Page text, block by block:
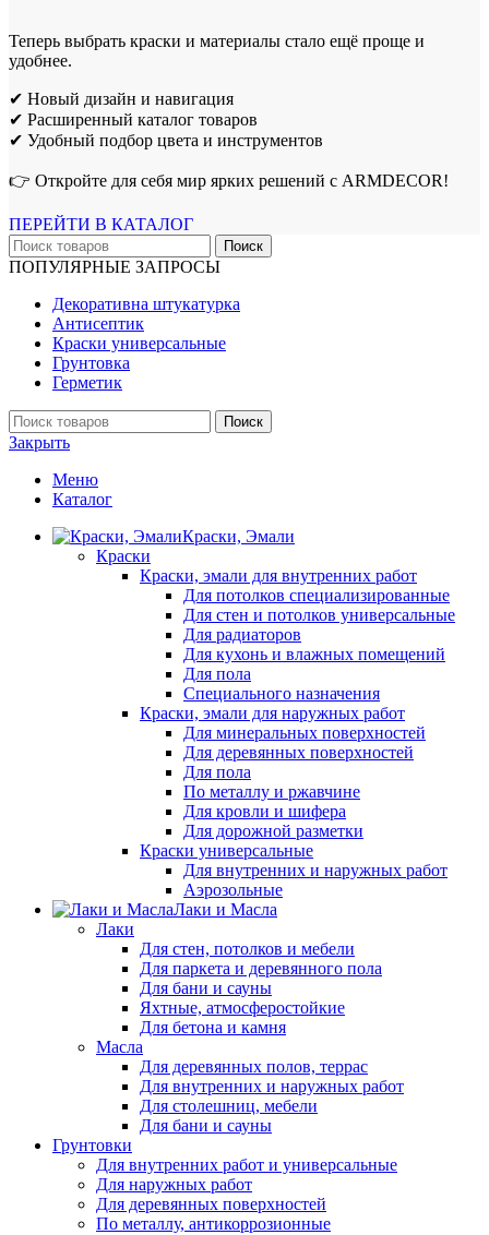
Теперь выбрать краски и материалы стало ещё проще и
удобнее.
✔ Новый дизайн и навигация
✔ Расширенный каталог товаров
✔ Удобный подбор цвета и инструментов
👉 Откройте для себя мир ярких решений с ARMDECOR!
ПЕРЕЙТИ В КАТАЛОГ
Поиск
ПОПУЛЯРНЫЕ ЗАПРОСЫ
Декоративна штукатурка
Антисептик
Краски универсальные
Грунтовка
Герметик
Поиск
Закрыть
Меню
Каталог
Краски, Эмали
Краски
Краски, эмали для внутренних работ
Для потолков специализированные
Для стен и потолков универсальные
Для радиаторов
Для кухонь и влажных помещений
Для пола
Специального назначения
Краски, эмали для наружных работ
Для минеральных поверхностей
Для деревянных поверхностей
Для пола
По металлу и ржавчине
Для кровли и шифера
Для дорожной разметки
Краски универсальные
Для внутренних и наружных работ
Аэрозольные
Лаки и Масла
Лаки
Для стен, потолков и мебели
Для паркета и деревянного пола
Для бани и сауны
Яхтные, атмосферостойкие
Для бетона и камня
Масла
Для деревянных полов, террас
Для внутренних и наружных работ
Для столешниц, мебели
Для бани и сауны
Грунтовки
Для внутренних работ и универсальные
Для наружных работ
Для деревянных поверхностей
По металлу, антикоррозионные